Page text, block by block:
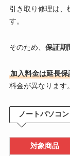
引き取り修理は、
す。
そのため、 保証期
加入料金は延長保
料金が異なります。
ノートパソコン
対象商品